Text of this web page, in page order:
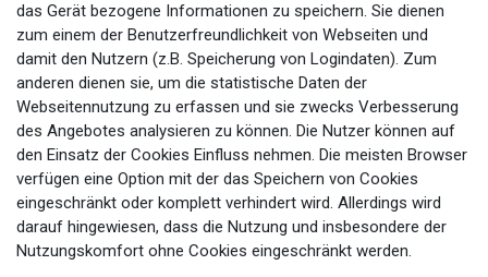
das Gerät bezogene Informationen zu speichern. Sie dienen
zum einem der Benutzerfreundlichkeit von Webseiten und
damit den Nutzern (z.B. Speicherung von Logindaten). Zum
anderen dienen sie, um die statistische Daten der
Webseitennutzung zu erfassen und sie zwecks Verbesserung
des Angebotes analysieren zu können. Die Nutzer können auf
den Einsatz der Cookies Einfluss nehmen. Die meisten Browser
verfügen eine Option mit der das Speichern von Cookies
eingeschränkt oder komplett verhindert wird. Allerdings wird
darauf hingewiesen, dass die Nutzung und insbesondere der
Nutzungskomfort ohne Cookies eingeschränkt werden.